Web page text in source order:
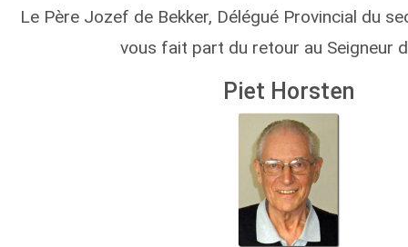
Le Père Jozef de Bekker, Délégué Provincial du
vous fait part du retour au Seigneur
Piet Horsten